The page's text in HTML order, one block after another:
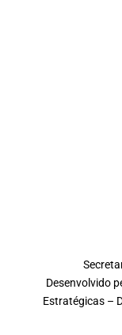
Desenvolvido
Estratégicas –